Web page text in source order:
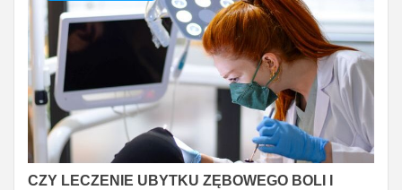
CZY LECZENIE UBYTKU ZĘBOWEGO BOLI I